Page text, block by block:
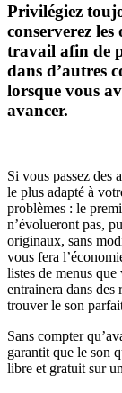
Privilégiez
conserverez
travail afin de
dans d’autres
lorsque vous
avancer.
Si vous passez des
le plus adapté à
problèmes : le
n’évolueront pas,
originaux, sans
vous fera
listes de menus
entrainera dans des
trouver le son
Sans compter
garantit que le son
libre et gratuit sur